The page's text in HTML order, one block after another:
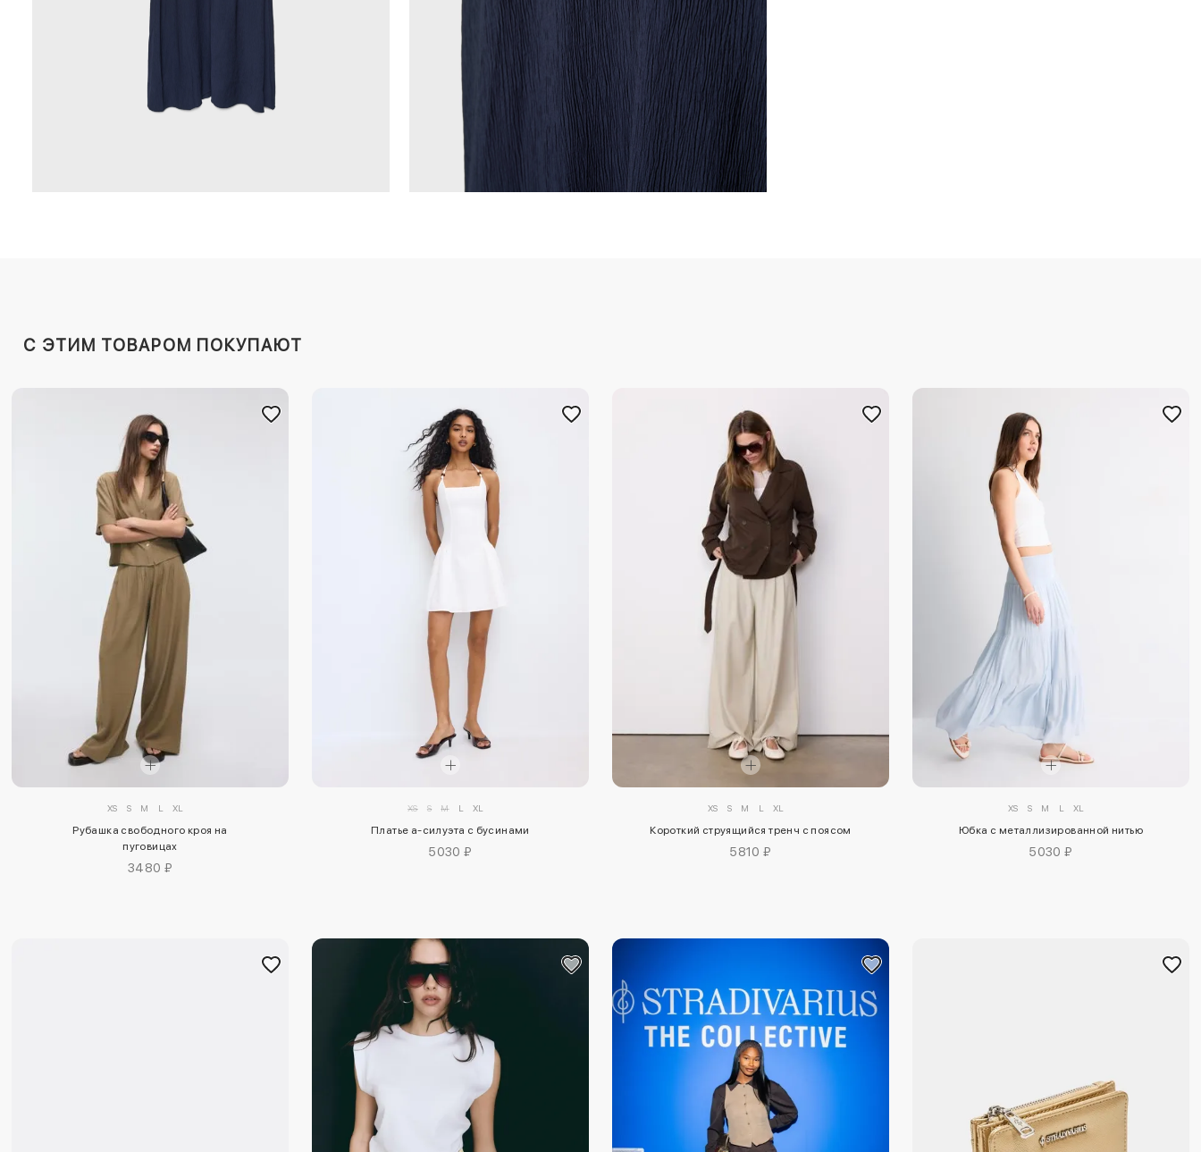
C ЭТИМ ТОВАРОМ ПОКУПАЮТ
XS S M L XL
Рубашка свободного кроя на
пуговицах
3480 ₽
XS S M L XL
Платье а-силуэта с бусинами
5030 ₽
XS S M L XL
Короткий струящийся тренч с поясом
5810 ₽
XS S M L XL
Юбка с металлизированной нитью
5030 ₽